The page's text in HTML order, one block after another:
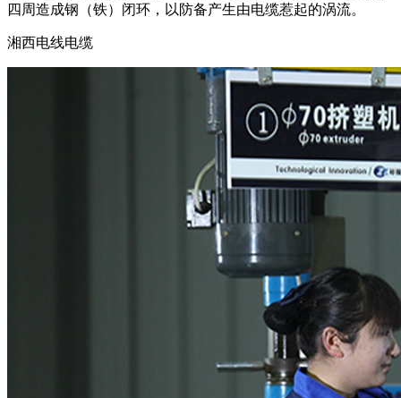
四周造成钢（铁）闭环，以防备产生由电缆惹起的涡流。
湘西电线电缆